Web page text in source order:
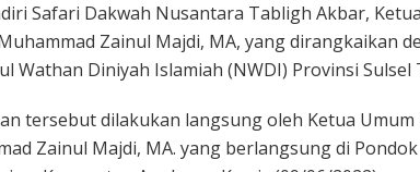
Safari Dakwah Nusantara Tabligh Akbar,
Muhammad Zainul Majdi, MA, yang dirangkaikan
Wathan Diniyah Islamiah (NWDI) Provinsi Sulsel
tersebut dilakukan langsung oleh Ketua Umum
Zainul Majdi, MA. yang berlangsung di Pondok